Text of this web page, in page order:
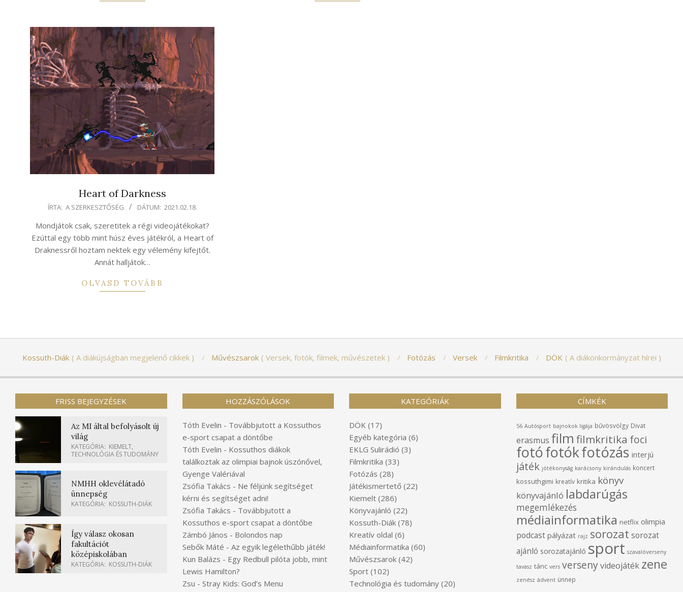
Heart of Darkness
2021-
18
ÍRTA: A SZERKESZTŐSÉG DÁTUM: 2021.02.18.
Mondjátok csak, szeretitek a régi videojátékokat?
Ezúttal egy több mint húsz éves játékról, a Heart of
Draknessről hoztam nektek egy vélemény kifejtőt.
Annát halljátok…
OLVASD TOVÁBB
Kossuth-Diák A diákújságban megjelenő cikkek Művészsarok Versek, fotók, filmek, művészetek Fotózás Versek Filmkritika DÖK A diákönkormányzat hírei
FRISS BEJEGYZÉSEK
Az MI által befolyásolt új
világ
KATEGÓRIA: KIEMELT,
TECHNOLÓGIA ÉS TUDOMÁNY
NMHH oklevélátadó
ünnepség
KATEGÓRIA: KOSSUTH-DIÁK
Így válasz okosan
fakultációt
középiskolában
KATEGÓRIA: KOSSUTH-DIÁK
HOZZÁSZÓLÁSOK
Tóth Evelin - Továbbjutott a Kossuthos
e-sport csapat a döntőbe
Tóth Evelin - Kossuthos diákok
találkoztak az olimpiai bajnok úszónővel,
Gyenge Valériával
Zsófia Takács - Ne féljünk segítséget
kérni és segítséget adni!
Zsófia Takács - Továbbjutott a
Kossuthos e-sport csapat a döntőbe
Zámbó János - Bolondos nap
Sebők Máté - Az egyik legélethűbb játék!
Kun Balázs - Egy Redbull pilóta jobb, mint
Lewis Hamilton?
Zsu - Stray Kids: God’s Menu
KATEGÓRIÁK
DÖK (17)
Egyéb kategória (6)
EKLG Sulirádió (3)
Filmkritika (33)
Fotózás (28)
Játékismertető (22)
Kiemelt (286)
Könyvajánló (22)
Kossuth-Diák (78)
Kreatív oldal (6)
Médiainformatika (60)
Művészsarok (42)
Sport (102)
Technológia és tudomány (20)
CÍMKÉK
56 Autósport bajnokok ligája bűvösvölgy Divat
erasmus film filmkritika foci
fotófotókfotózás interjú
játék jótékonyság karácsony kirándulás koncert
kossuthgimi kreatív kritika könyv
könyvajánló labdarúgás
megemlékezés
médiainformatika netflix olimpia
podcast pályázat rajz sorozat sorozat
ajánló sorozatajánló sport szavalóverseny
tavasz tánc vers verseny videojáték zene
zenész ádvent ünnep